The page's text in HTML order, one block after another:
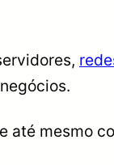
até mesmo